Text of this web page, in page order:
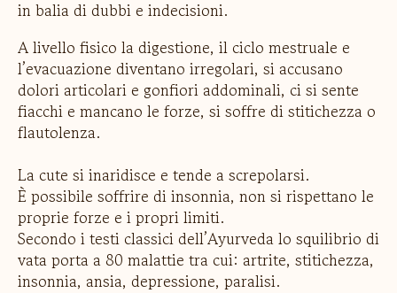
in balia di dubbi e indecisioni.
A livello fisico la digestione, il ciclo mestruale e
l’evacuazione diventano irregolari, si accusano
dolori articolari e gonfiori addominali, ci si sente
fiacchi e mancano le forze, si soffre di stitichezza o
flautolenza.
La cute si inaridisce e tende a screpolarsi.
È possibile soffrire di insonnia, non si rispettano le
proprie forze e i propri limiti.
Secondo i testi classici dell’Ayurveda lo squilibrio di
vata porta a 80 malattie tra cui: artrite, stitichezza,
insonnia, ansia, depressione, paralisi.